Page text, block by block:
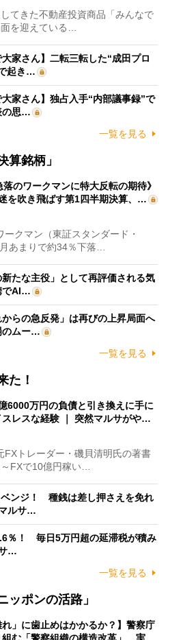
てきた不動産投資商品「みんなで
を迎えている…
家さん】二転三転した“成田プロ
起き…
大家さん】独占入手“内部議事録”で
の思…
一覧を見る
算銘柄」
落のワークマンに特大反転の期待》
を吹き飛ばす第1四半期決算、…
クマン（東証スタンダード・
あまりで約34％下落…
たな主役」として再評価される気
でAI…
らの急反発」は再びの上昇局面へ
のムー…
一覧を見る
た！
6000万円の負債と引き換えに手に
スレスな経験 ｜ 突然マルサがや…
トレーダー・磯貝清明氏の著書
FXで10億円稼い…
ベンジ！ 種銭は差し押さえを免れ
ルサ…
％！ 毎日5万円超の延滞税が積み
…
一覧を見る
ッポンの活路」
れ」に歯止めはかかるか？】警察庁
組む「警察組織の構造改革」 実